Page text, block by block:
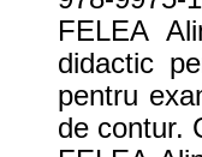
FELEA
didactic
pentru
de contur.